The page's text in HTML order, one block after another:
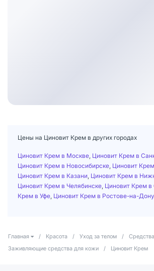
Цены на Циновит Крем в других городах
Циновит Крем в Москве Циновит Крем в
Циновит Крем в Новосибирске Циновит
Циновит Крем в Казани Циновит Крем в
Циновит Крем в Челябинске Циновит Крем
Крем в Уфе Циновит Крем в Ростове-на-Дону
Главная / Красота / Уход за телом /
Заживляющие средства для кожи
/ Циновит Крем